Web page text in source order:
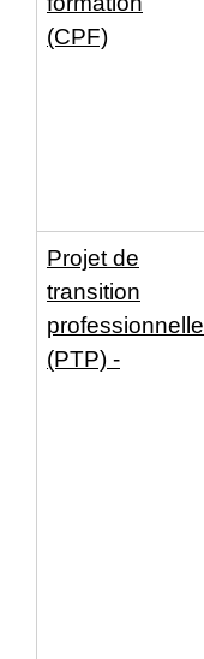
(CPF)
Projet de
transition
professionnelle
(PTP) -